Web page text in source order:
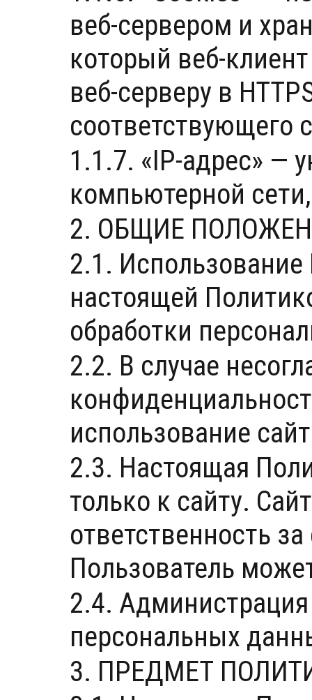
веб-сервером и
который веб-
веб-серверу в
соответствующего
1.1.7. «IP-адрес» —
компьютерной
2. ОБЩИЕ
2.1. Использование
настоящей
обработки
2.2. В случае
использование
2.3. Настоящая
только к сайту.
ответственность
Пользователь
2.4. Администрация
персональных
3. ПРЕДМЕТ